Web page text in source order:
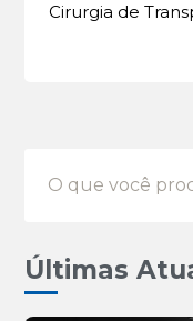
Cirurgia de
Últimas